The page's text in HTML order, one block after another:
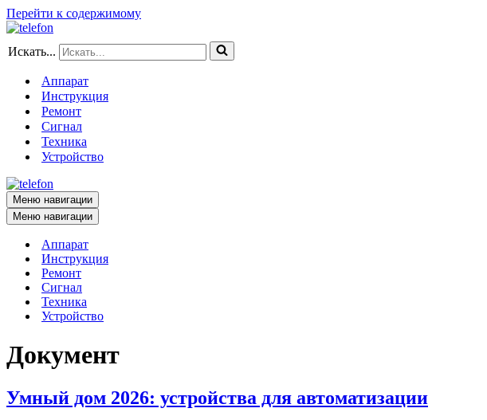
Перейти к содержимому
Искать...
Аппарат
Инструкция
Ремонт
Сигнал
Техника
Устройство
Меню навигации
Меню навигации
Аппарат
Инструкция
Ремонт
Сигнал
Техника
Устройство
Документ
Умный дом 2026: устройства для автоматизации